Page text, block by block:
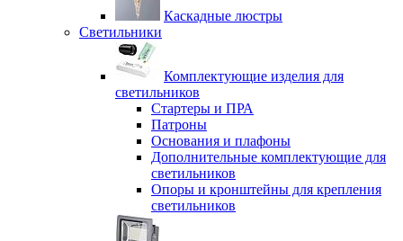
Каскадные люстры
Светильники
Комплектующие изделия для
светильников
Стартеры и ПРА
Патроны
Основания и плафоны
Дополнительные комплектующие для
светильников
Опоры и кронштейны для крепления
светильников